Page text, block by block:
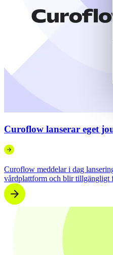
Curoflow lanserar eget
Curoflow meddelar i dag
vårdplattform och blir tillgängligt